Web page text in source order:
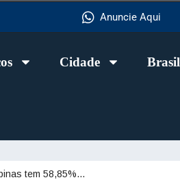
Anuncie Aqui
Cidade Brasil
tem 58,85%…